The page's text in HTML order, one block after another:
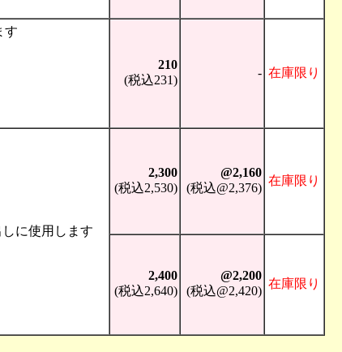
す
210
(税込231)
- 在庫限り
に使用します
2,300
(税込2,530)
@2,160
(税込@2,376)
在庫限り
2,400
(税込2,640)
@2,200
(税込@2,420)
在庫限り